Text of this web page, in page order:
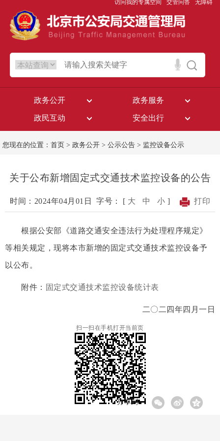
访问我的专属空间 交管问答 无障碍
政务公开 政务服务
政民互动 安全出行
您现在的位置： 首页 > 政务公开 > 公示公告 > 监控设备公示
关于公布新增固定式交通技术监控设备的公告
时间：2024年04月01日 字号： [ 大 中 小 ] 打印
根据公安部《道路交通安全违法行为处理程序规定》
等相关规定，现将本市新增的固定式交通技术监控设备予
以公布。
附件： 固定式交通技术监控设备统计表
二〇二四年四月一日
扫一扫在手机打开当前页
分享到: